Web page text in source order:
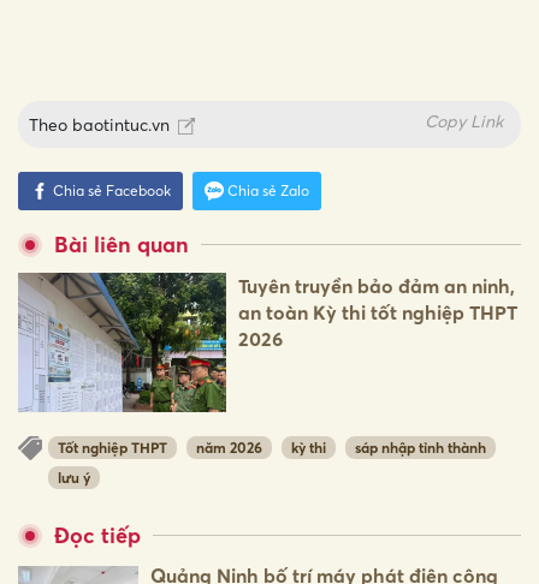
Theo baotintuc.vn Copy Link
Chia sẻ Facebook Chia sẻ Zalo
Bài liên quan
Tuyên truyền bảo đảm an ninh,
an toàn Kỳ thi tốt nghiệp THPT
2026
Tốt nghiệp THPT năm 2026 kỳ thi
sáp nhập tỉnh thành
lưu ý
Đọc tiếp
Quảng Ninh bố trí máy phát điện công